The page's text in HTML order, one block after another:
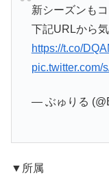
新シーズンも
下記URLから
https://t.co/
pic.twitter.com/
— ぶゅりる
▼所属